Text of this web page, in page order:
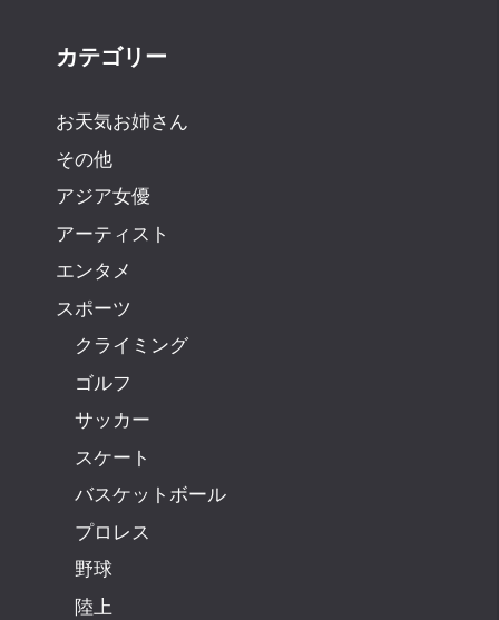
カテゴリー
お天気お姉さん
その他
アジア女優
アーティスト
エンタメ
スポーツ
クライミング
ゴルフ
サッカー
スケート
バスケットボール
プロレス
野球
陸上